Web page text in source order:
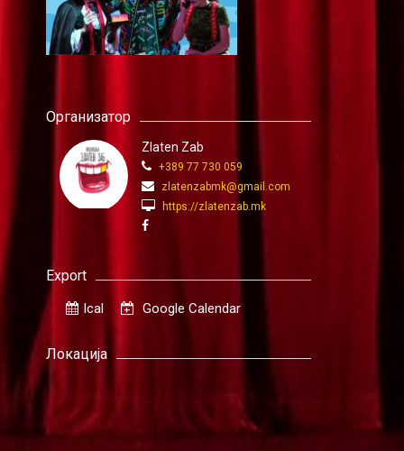
Организатор
Zlaten Zab
+389 77 730 059
zlatenzabmk@gmail.com
https://zlatenzab.mk
Export
Ical Google Calendar
Локација